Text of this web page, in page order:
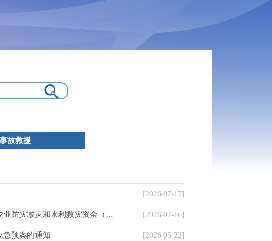
故救援
[2026-07-17]
灾第二批）玉米病虫害防治示范实施方案》的通知 [2026-07-16]
急预案的通知 [2026-05-22]